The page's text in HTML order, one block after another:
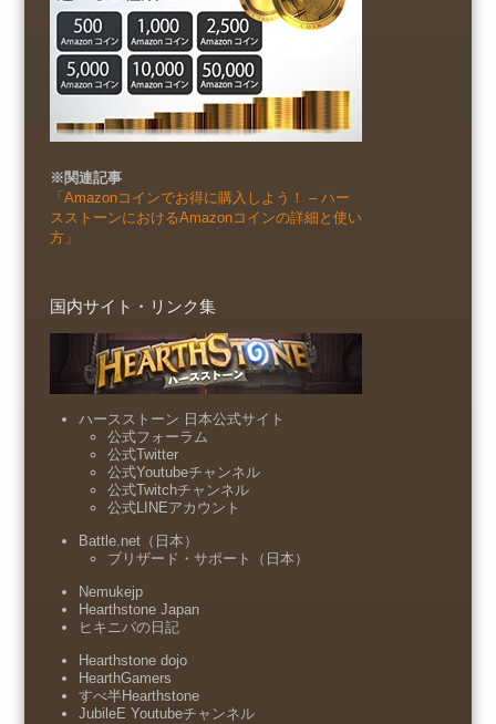
※関連記事
「Amazonコインでお得に購入しよう！ – ハー
スストーンにおけるAmazonコインの詳細と使い
方」
国内サイト・リンク集
ハースストーン 日本公式サイト
公式フォーラム
公式Twitter
公式Youtubeチャンネル
公式Twitchチャンネル
公式LINEアカウント
Battle.net（日本）
ブリザード・サポート（日本）
Nemukejp
Hearthstone Japan
ヒキニパの日記
Hearthstone dojo
HearthGamers
すべ半Hearthstone
JubileE Youtubeチャンネル